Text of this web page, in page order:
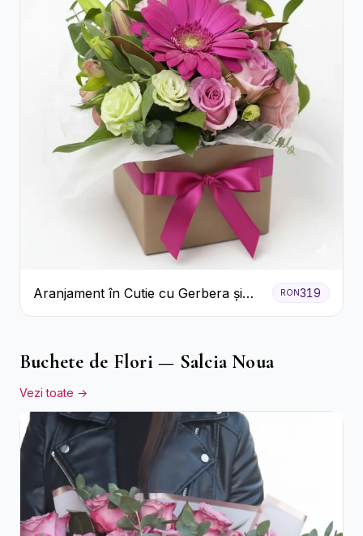
Aranjament în Cutie cu Gerbera și
Trandafiri Roz
RON319
Buchete de Flori — Salcia Noua
Vezi toate →